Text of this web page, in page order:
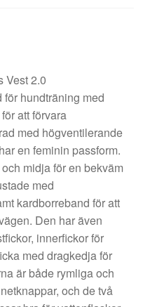
Vest 2.0
hundträning med
att förvara
med högventilerande
en feminin passform.
midja för en bekväm
med
kardborreband för att
Den har även
innerfickor för
med dragkedja för
är både rymliga och
och de två